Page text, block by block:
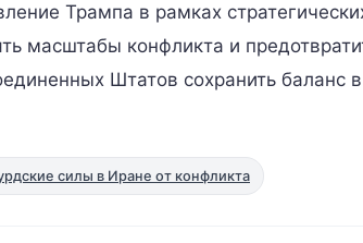
Трампа в рамках
масштабы конфликта и
Штатов сохранить баланс
силы в Иране от конфликта